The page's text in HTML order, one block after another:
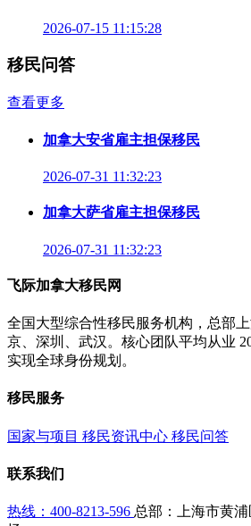
2026-07-15 11:15:28
移民问答
查看更多
加拿大安省雇主担保移民
2026-07-31 11:32:23
加拿大萨省雇主担保移民
2026-07-31 11:32:23
飞际加拿大移民网
全国大型综合性移民服务机构，总部
京、深圳、武汉。核心团队平均从业
实现全球身份规划。
移民服务
国家与项目 移民资讯中心 移民问答
联系我们
热线：400-8213-596 总部：上海市黄